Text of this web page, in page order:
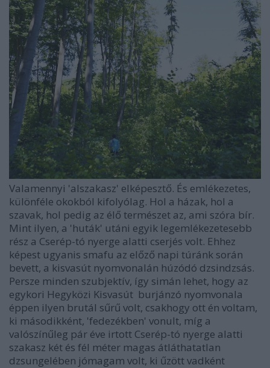
Valamennyi 'alszakasz' elképesztő. És emlékezetes,
különféle okokból kifolyólag. Hol a házak, hol a
szavak, hol pedig az élő természet az, ami szóra bír.
Mint ilyen, a 'huták' utáni egyik legemlékezetesebb
rész a Cserép-tó nyerge alatti cserjés volt. Ehhez
képest ugyanis smafu az előző napi túránk során
bevett, a kisvasút nyomvonalán húzódó dzsindzsás.
Persze minden szubjektív, így simán lehet, hogy az
egykori Hegyközi Kisvasút burjánzó nyomvonala
éppen ilyen brutál sűrű volt, csakhogy ott én voltam,
ki másodikként, 'fedezékben' vonult, míg a
valószínűleg pár éve irtott Cserép-tó nyerge alatti
szakasz két és fél méter magas átláthatatlan
dzsungelében jómagam volt, ki űzött vadként